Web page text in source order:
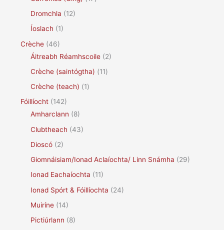
Dromchla (12)
Íoslach (1)
Crèche (46)
Áitreabh Réamhscoile (2)
Crèche (saintógtha) (11)
Crèche (teach) (1)
Fóillíocht (142)
Amharclann (8)
Clubtheach (43)
Dioscó (2)
Giomnáisiam/Ionad Aclaíochta/ Linn Snámha (29)
Ionad Eachaíochta (11)
Ionad Spórt & Fóillíochta (24)
Muiríne (14)
Pictiúrlann (8)